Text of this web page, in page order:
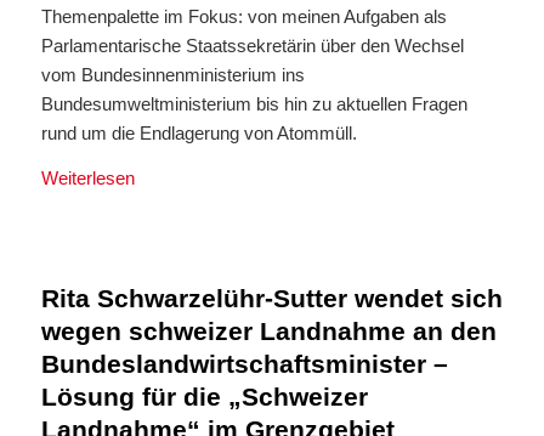
Themenpalette im Fokus: von meinen Aufgaben als
Parlamentarische Staatssekretärin über den Wechsel
vom Bundesinnenministerium ins
Bundesumweltministerium bis hin zu aktuellen Fragen
rund um die Endlagerung von Atommüll.
Weiterlesen
Rita Schwarzelühr-Sutter wendet sich
wegen schweizer Landnahme an den
Bundeslandwirtschaftsminister –
Lösung für die „Schweizer
Landnahme“ im Grenzgebiet